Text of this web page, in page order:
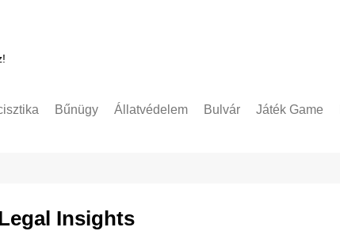
Bűnügy Állatvédelem Bulvár Játék Game
Insights